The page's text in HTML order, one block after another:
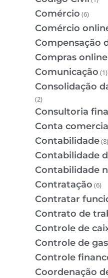
Comércio (6)
Comércio
Compensação
Compras online
Comunicação (1)
Consolidação
(2)
Consultoria
Conta
Contabilidade(8)
Contabilidade
Contabilidade
Contratação (6)
Contratar
Contrato de
Controle de
Controle de
Controle
Coordenação